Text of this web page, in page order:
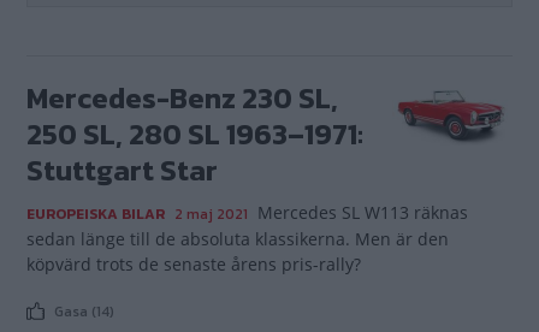
Mercedes-Benz 230 SL,
250 SL, 280 SL 1963–1971:
Stuttgart Star
EUROPEISKA BILAR 2 maj 2021 Mercedes SL W113 räknas
sedan länge till de absoluta klassikerna. Men är den
köpvärd trots de senaste årens pris-rally?
Gasa (14)